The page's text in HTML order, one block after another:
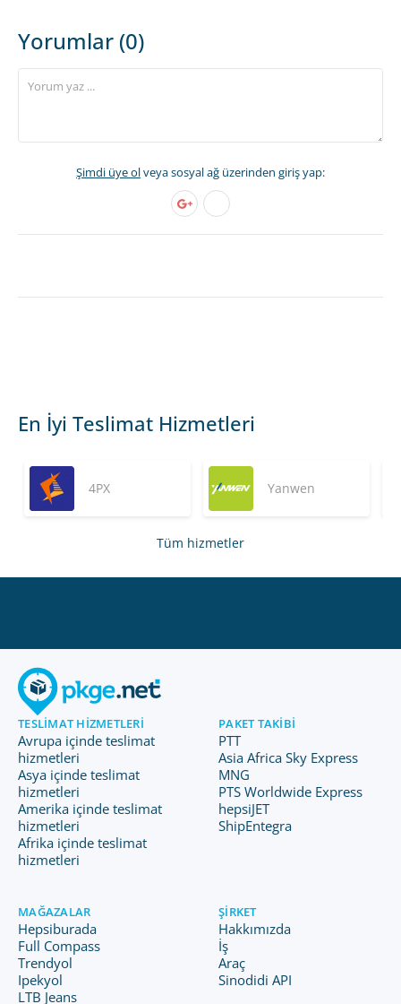
Yorumlar (0)
Şimdi üye olveya sosyal ağ üzerinden giriş yap:
En İyi Teslimat Hizmetleri
4PX Yanwen
Tüm hizmetler
TESLIMAT HIZMETLERI
Avrupa içinde teslimat
hizmetleri
Asya içinde teslimat
hizmetleri
Amerika içinde teslimat
hizmetleri
Afrika içinde teslimat
hizmetleri
PAKET TAKIBI
PTT
Asia Africa Sky Express
MNG
PTS Worldwide Express
hepsiJET
ShipEntegra
MAĞAZALAR
Hepsiburada
Full Compass
Trendyol
Ipekyol
LTB Jeans
ŞIRKET
Hakkımızda
İş
Araç
Sinodidi API